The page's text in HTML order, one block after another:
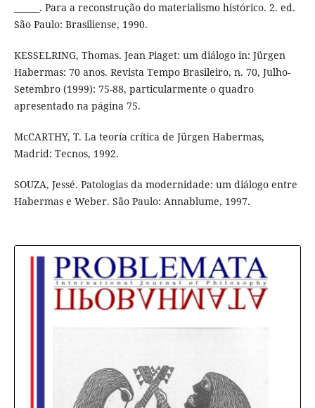
______. Para a reconstrução do materialismo histórico. 2. ed.
São Paulo: Brasiliense, 1990.
KESSELRING, Thomas. Jean Piaget: um diálogo in: Jürgen
Habermas: 70 anos. Revista Tempo Brasileiro, n. 70, Julho-
Setembro (1999): 75-88, particularmente o quadro
apresentado na página 75.
McCARTHY, T. La teoría crítica de Jürgen Habermas,
Madrid: Tecnos, 1992.
SOUZA, Jessé. Patologias da modernidade: um diálogo entre
Habermas e Weber. São Paulo: Annablume, 1997.